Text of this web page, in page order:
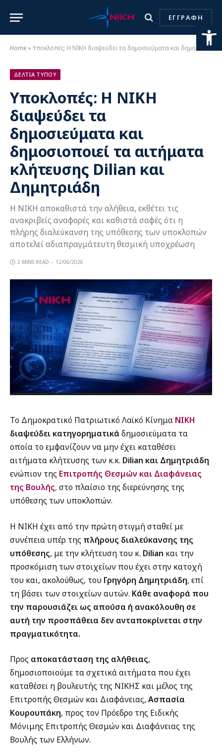
ΕΓΓΡΑΦΗ
Home »Υποκλοπές: Η ΝΙΚΗ διαψεύδει τα δημοσιεύματα και δημοσιοποιεί τα αιτήματα κλήτευσης Dilian και Δημητριάδη
ΔΕΛΤΙΑ ΤΥΠΟΥ
Υποκλοπές: Η ΝΙΚΗ
διαψεύδει τα
δημοσιεύματα και
δημοσιοποιεί τα αιτήματα
κλήτευσης Dilian και
Δημητριάδη
H ΝΙΚΗ αποκαθιστά την αλήθεια, εκθέτει τις
ανακριβείς αναφορές και καθιστά σαφές ότι η
πλήρης διαλεύκανση της υπόθεσης των υποκλοπών
αποτελεί αδιαπραγμάτευτη θεσμική υποχρέωση
2 MINS READ 12/06/2026
Το Δημοκρατικό Πατριωτικό Λαϊκό Κίνημα ΝΙΚΗ
διαψεύδει κατηγορηματικά δημοσιεύματα τα
οποία το εμφανίζουν να μην έχει καταθέσει
αιτήματα κλήτευσης των κ.κ. Dilian και Δημητριάδη
ενώπιον της Επιτροπής Θεσμών και Διαφάνειας
της Βουλής, στο πλαίσιο της διερεύνησης της
υπόθεσης των υποκλοπών.
Η ΝΙΚΗ έχει από την πρώτη στιγμή σταθεί με
συνέπεια υπέρ της πλήρους διαλεύκανσης της
υπόθεσης, με την κλήτευση του κ. Dilian και την
προσκόμιση των στοιχείων που έχει στην κατοχή
του και, ακολούθως, του Γρηγόρη Δημητριάδη, επί
τη βάσει των στοιχείων αυτών. Κάθε αναφορά που
την παρουσιάζει ως απούσα ή ανακόλουθη σε
αυτή την προσπάθεια δεν ανταποκρίνεται στην
πραγματικότητα.
Προς αποκατάσταση της αλήθειας,
δημοσιοποιούμε τα σχετικά αιτήματα που έχει
καταθέσει η βουλευτής της ΝΙΚΗΣ και μέλος της
Επιτροπής Θεσμών και Διαφάνειας, Ασπασία
Κουρουπάκη, προς τον Πρόεδρο της Ειδικής
Μόνιμης Επιτροπής Θεσμών και Διαφάνειας της
Βουλής των Ελλήνων.